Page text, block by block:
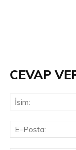
CEVAP